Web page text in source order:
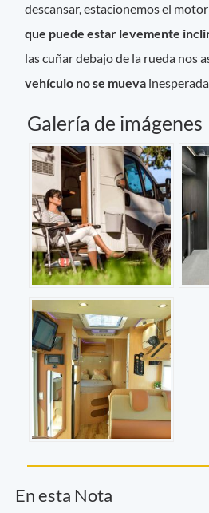
descansar, estacionemos el
que puede estar levemente
las cuñar debajo de la rueda nos
vehículo no se mueva
Galería de imágenes
En esta Nota